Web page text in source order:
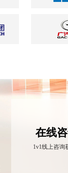
在线
1v1线上咨询